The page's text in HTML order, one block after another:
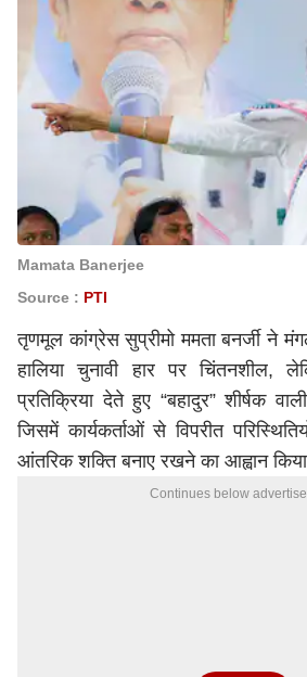
Mamata Banerjee
Source : PTI
तृणमूल कांग्रेससुप्रीमोममता बनर्जीने
हालिया चुनावी हार पर चिंतनशील,
प्रतिक्रिया देते हुए “बहादुर” शीर्षक
जिसमें कार्यकर्ताओं से विपरीत
आंतरिक शक्ति बनाए रखने का आह्वान
Continues below